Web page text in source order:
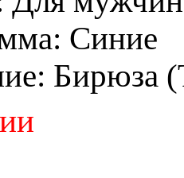
: Синие
: Бирюза